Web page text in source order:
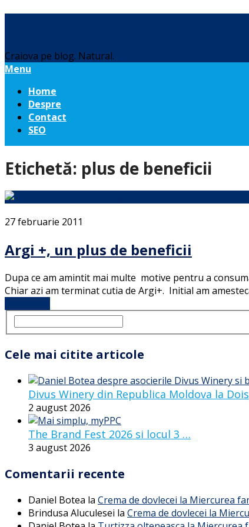
Craiova pe blog. Natural.
Menu
Home
Despre
Contact
SEO
Etichetă: plus de beneficii
27 februarie 2011
Argi +, un plus de beneficii
Dupa ce am amintit mai multe motive pentru a
Chiar azi am terminat cutia de Argi+. Initial am
Cele mai citite articole
Divus Winery din Republica Moldova la
2 august 2026
The Brand Fest 2026 si locul 3 …
3 august 2026
Comentarii recente
Daniel Botea la Crema de dovlecei la Miercurea
Brindusa Aluculesei la Crema de dovlecei la